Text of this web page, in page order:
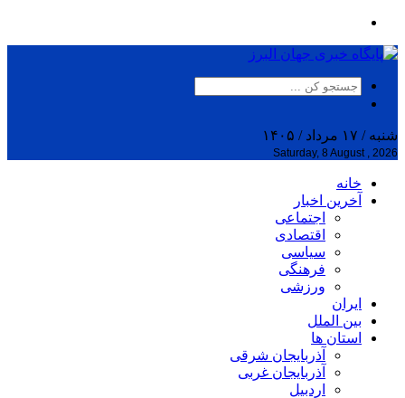
شنبه / ۱۷ مرداد / ۱۴۰۵
Saturday, 8 August , 2026
خانه
آخرین اخبار
اجتماعی
اقتصادی
سیاسی
فرهنگی
ورزشی
ایران
بین الملل
استان ها
آذربایجان شرقی
آذربایجان غربی
اردبیل